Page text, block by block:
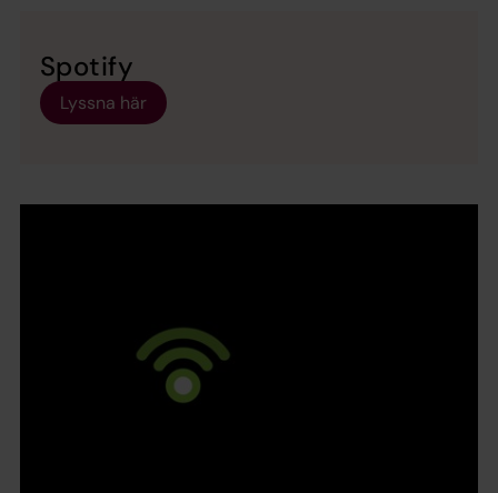
Spotify
Lyssna här